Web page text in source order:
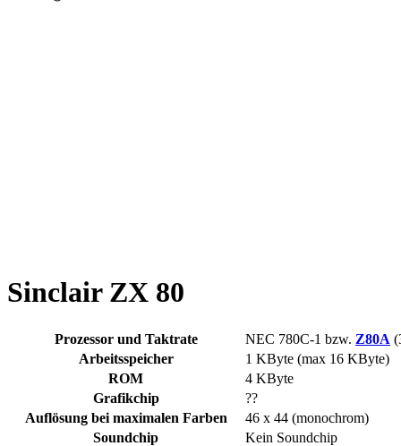
Sinclair ZX 80
Prozessor und Taktrate NEC 780C-1 bzw. Z80A
Arbeitsspeicher
1 KByte (max 16 KByte)
ROM
4 KByte
Grafikchip
??
Auflösung bei maximalen Farben
46 x 44 (monochrom)
Soundchip
Kein Soundchip